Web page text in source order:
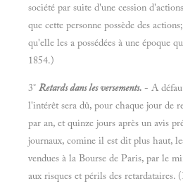
société par suite d'une cession
que cette personne possède des
qu'elle les a possédées à une époque
1854.)
3° Retards dans les versements. - A
l'intérêt sera dû, pour chaque jour de
par an, et quinze jours après un avis
journaux, comine il est dit plus haut,
vendues à la Bourse de Paris, par le
aux risques et périls des retardataires.